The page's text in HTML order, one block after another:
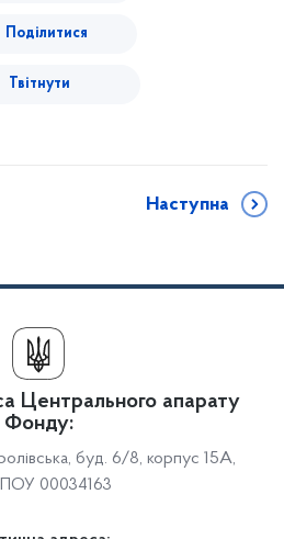
Поділитися
Твітнути
Наступна
Центрального апарату
Фонду:
буд. 6/8, корпус 15А,
00034163